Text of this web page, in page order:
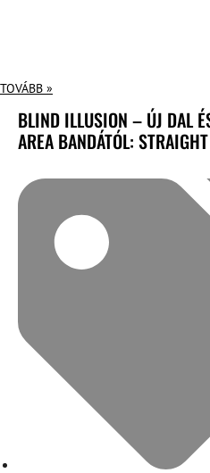
TOVÁBB »
BLIND ILLUSION – ÚJ DAL
AREA BANDÁTÓL: